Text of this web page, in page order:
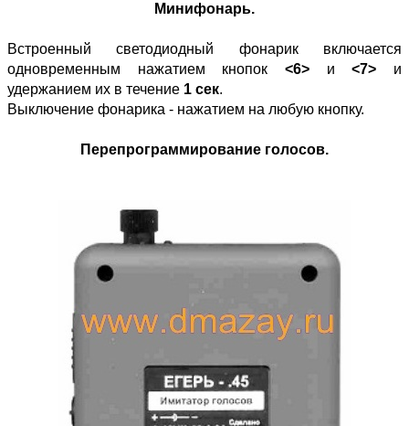
Минифонарь.
Встроенный светодиодный фонарик включается
одновременным нажатием кнопок <6> и<7> и
удержанием их в течение 1 сек.
Выключение фонарика - нажатием на любую кнопку.
Перепрограммирование голосов.